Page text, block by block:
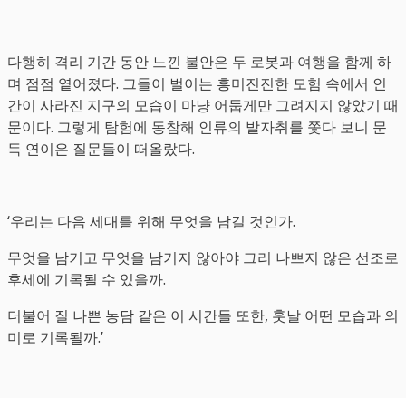
다행히 격리 기간 동안 느낀 불안은 두 로봇과 여행을 함께 하
며 점점 옅어졌다. 그들이 벌이는 흥미진진한 모험 속에서 인
간이 사라진 지구의 모습이 마냥 어둡게만 그려지지 않았기 때
문이다. 그렇게 탐험에 동참해 인류의 발자취를 쫓다 보니 문
득 연이은 질문들이 떠올랐다.
‘우리는 다음 세대를 위해 무엇을 남길 것인가.
무엇을 남기고 무엇을 남기지 않아야 그리 나쁘지 않은 선조로
후세에 기록될 수 있을까.
더불어 질 나쁜 농담 같은 이 시간들 또한, 훗날 어떤 모습과 의
미로 기록될까.’